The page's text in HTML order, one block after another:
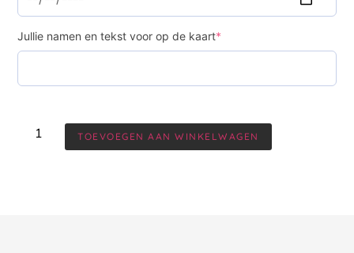
Jullie namen en tekst voor op de kaart*
TOEVOEGEN AAN WINKELWAGEN